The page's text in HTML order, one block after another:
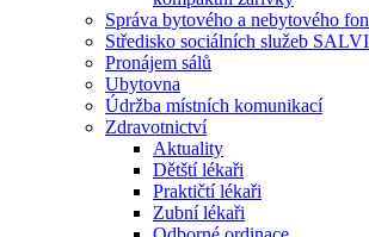
Správa bytového a nebytového
Středisko sociálních služeb
Pronájem sálů
Ubytovna
Údržba místních komunikací
Zdravotnictví
Aktuality
Dětští lékaři
Praktičtí lékaři
Zubní lékaři